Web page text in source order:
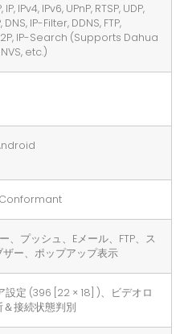
IP, IPv4, IPv6, UPnP, RTSP, UDP,
DNS, IP-Filter, DDNS, FTP,
IP-Search (Supports Dahua
etc.)
Conformant
、プッシュ、Eメール、FTP、ス
ー、ポップアップ表示
設定 (396 [22 × 18] )、ビデオロ
接続状態判別